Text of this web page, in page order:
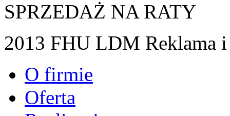
SPRZEDAŻ NA RATY
2013 FHU LDM Reklama
O firmie
Oferta